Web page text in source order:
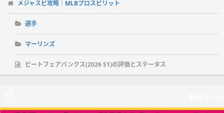
メジャスピ攻略｜MLBプロスピリット
選手
マーリンズ
ピートフェアバンクス(2026 S1)の評価とステータス